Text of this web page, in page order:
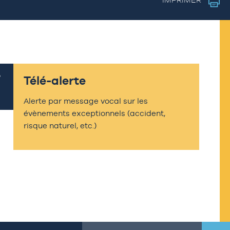
Télé-alerte
Alerte par message vocal sur les
évènements exceptionnels (accident,
risque naturel, etc.)